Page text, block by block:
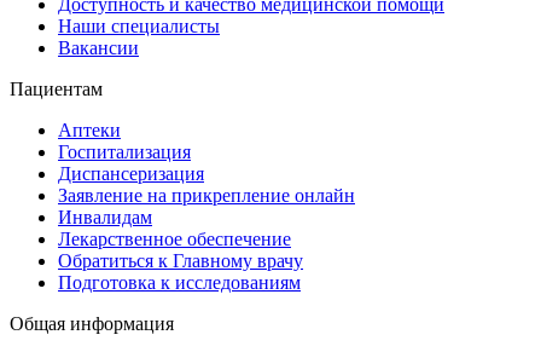
Наши специалисты
Вакансии
Пациентам
Аптеки
Госпитализация
Диспансеризация
Заявление на прикрепление онлайн
Инвалидам
Лекарственное обеспечение
Обратиться к Главному врачу
Подготовка к исследованиям
Общая информация